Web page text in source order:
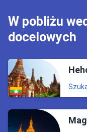
W pobliżu
docelowych